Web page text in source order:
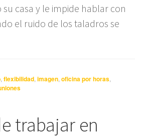
casa y le impide hablar con
el ruido de los taladros se
,flexibilidad ,imagen ,oficina por horas
trabajar en